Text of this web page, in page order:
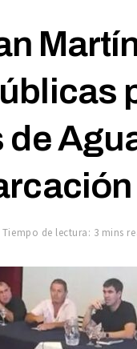
Tiempo de lectura: 3 mins